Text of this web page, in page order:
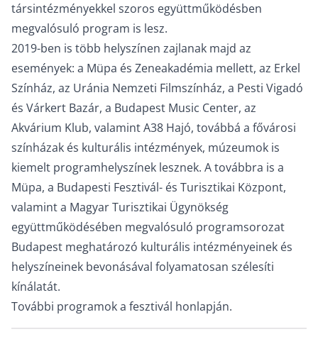
társintézményekkel szoros együttműködésben
megvalósuló program is lesz.
2019-ben is több helyszínen zajlanak majd az
események: a Müpa és Zeneakadémia mellett, az Erkel
Színház, az Uránia Nemzeti Filmszínház, a Pesti Vigadó
és Várkert Bazár, a Budapest Music Center, az
Akvárium Klub, valamint A38 Hajó, továbbá a fővárosi
színházak és kulturális intézmények, múzeumok is
kiemelt programhelyszínek lesznek. A továbbra is a
Müpa, a Budapesti Fesztivál- és Turisztikai Központ,
valamint a Magyar Turisztikai Ügynökség
együttműködésében megvalósuló programsorozat
Budapest meghatározó kulturális intézményeinek és
helyszíneinek bevonásával folyamatosan szélesíti
kínálatát.
További programok a fesztivál honlapján.